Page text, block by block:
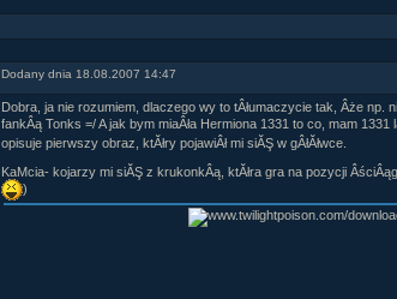
Dodany dnia 18.08.2007 14:47
Dobra, ja nie rozumiem, dlaczego wy to tÂłumaczycie tak, Âże
fankÂą Tonks =/ A jak bym miaÂła Hermiona 1331 to co, mam 1331
opisuje pierwszy obraz, ktĂłry pojawiÂł mi siĂŞ w gÂłĂłwce.
KaMcia- kojarzy mi siĂŞ z krukonkÂą, ktĂłra gra na pozycji
)